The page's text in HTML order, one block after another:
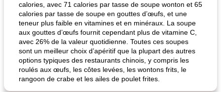
calories, avec 71 calories par tasse de soupe wonton et 65
calories par tasse de soupe en gouttes d’œufs, et une
teneur plus faible en vitamines et en minéraux. La soupe
aux gouttes d’œufs fournit cependant plus de vitamine C,
avec 26% de la valeur quotidienne. Toutes ces soupes
sont un meilleur choix d’apéritif que la plupart des autres
options typiques des restaurants chinois, y compris les
roulés aux œufs, les côtes levées, les wontons frits, le
rangoon de crabe et les ailes de poulet frites.